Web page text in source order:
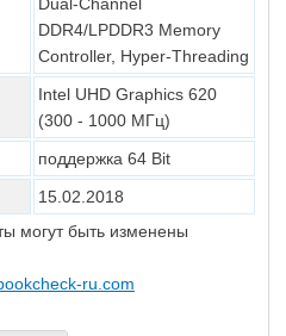
DDR4/LPDDR3 Memory
Controller, Hyper-Threading
Intel UHD Graphics 620
(300 - 1000 МГц)
поддержка 64 Bit
15.02.2018
могут быть изменены
ru.com